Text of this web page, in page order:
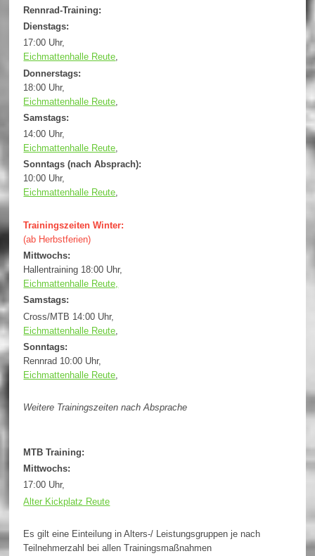
Rennrad-Training:
Dienstags:
17:00 Uhr,
Eichmattenhalle Reute,
Donnerstags:
18:00 Uhr,
Eichmattenhalle Reute
Samstags:
14:00 Uhr,
Eichmattenhalle Reute,
Sonntags (nach Absprach):
10:00 Uhr,
Eichmattenhalle Reute,
Trainingszeiten Winter:
(ab Herbstferien)
Mittwochs:
Hallentraining 18:00 Uhr,
Eichmattenhalle Reute,
Samstags:
Cross/MTB 14:00 Uhr,
Eichmattenhalle Reute
Sonntags:
Rennrad 10:00 Uhr,
Eichmattenhalle Reute
Weitere Trainingszeiten nach Absprache
MTB Training:
Mittwochs:
17:00 Uhr,
Alter Kickplatz Reute
Es gilt eine Einteilung in Alters-/ Leistungsgruppen je nach
Teilnehmerzahl bei allen Trainingsmaßnahmen